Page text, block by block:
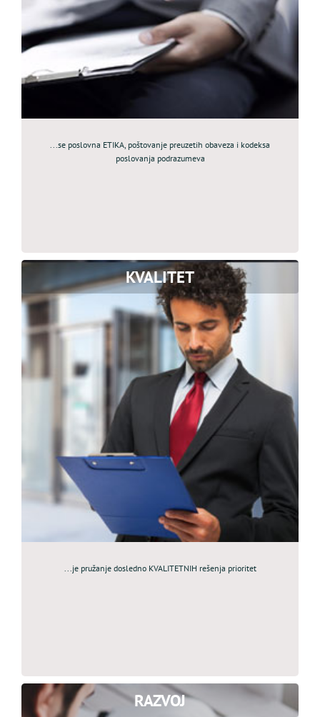
...se poslovna ETIKA, poštovanje preuzetih obaveza i kodeksa
poslovanja podrazumeva
KVALITET
...je pružanje dosledno KVALITETNIH rešenja prioritet
RAZVOJ